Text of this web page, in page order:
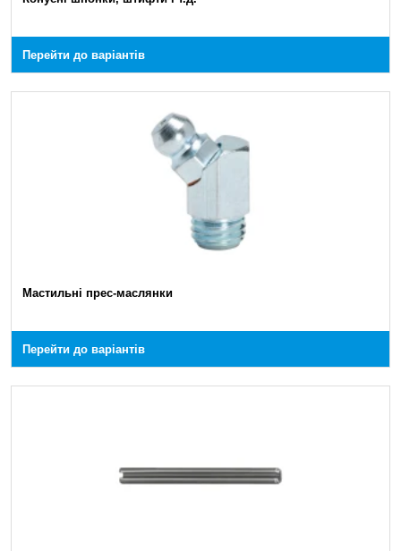
Перейти до варіантів
Мастильні прес-маслянки
Перейти до варіантів